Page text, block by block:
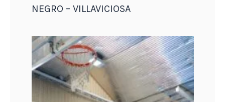
NEGRO – VILLAVICIOSA